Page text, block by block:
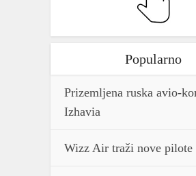
Popularno
Prizemljena ruska avio-
Izhavia
Wizz Air traži nove pilote